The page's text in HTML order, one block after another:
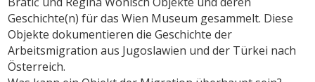
Geschichte(n) für das Wien Museum gesammelt. Diese
Objekte dokumentieren die Geschichte der
Arbeitsmigration aus Jugoslawien und der Türkei nach
Österreich.